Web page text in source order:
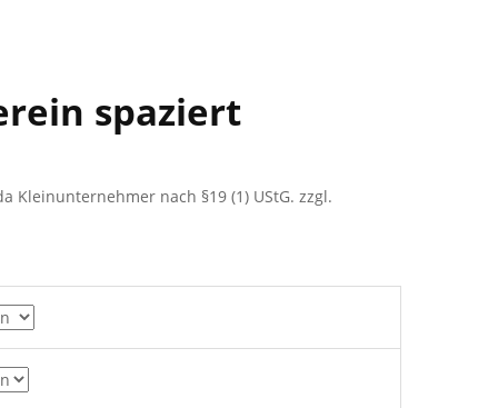
spaziert
Kleinunternehmer nach §19 (1) UStG. zzgl.